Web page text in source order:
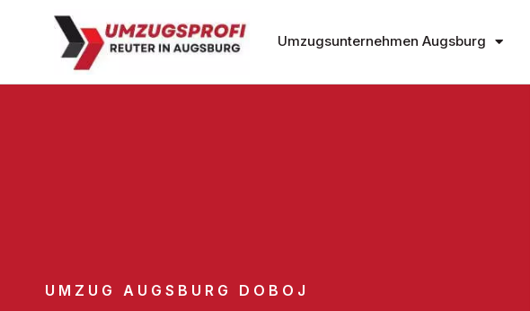
Umzugsunternehmen Augsburg
UMZUG AUGSBURG DOBOJ